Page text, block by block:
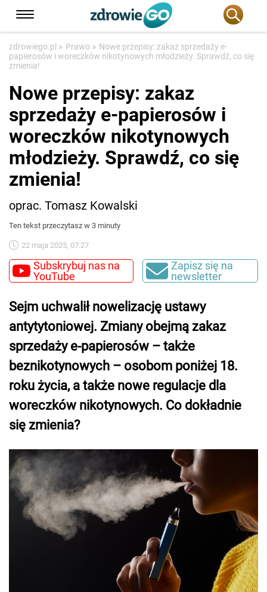
zdrowiego.pl » Prawo » Nowe przepisy: zakaz sprzedaży e-
papierosów i woreczków nikotynowych młodzieży. Sprawdź, co się
zmienia!
Nowe przepisy: zakaz
sprzedaży e-papierosów i
woreczków nikotynowych
młodzieży. Sprawdź, co się
zmienia!
oprac. Tomasz Kowalski
Ten tekst przeczytasz w 3 minuty
22 maja 2025, 07:27
Subskrybuj nas na
YouTube
Zapisz się na
newsletter
Sejm uchwalił nowelizację ustawy
antytytoniowej. Zmiany obejmą zakaz
sprzedaży e-papierosów – także
beznikotynowych – osobom poniżej 18.
roku życia, a także nowe regulacje dla
woreczków nikotynowych. Co dokładnie
się zmienia?